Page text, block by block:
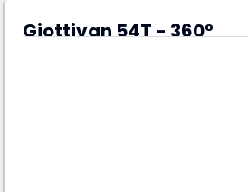
Giottivan 54T - 360°